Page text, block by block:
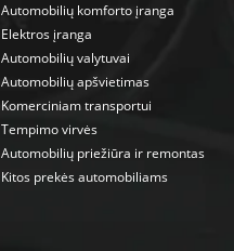
Automobilių komforto įranga
Elektros įranga
Automobilių valytuvai
Automobilių apšvietimas
Komerciniam transportui
Tempimo virvės
Automobilių priežiūra ir remontas
Kitos prekės automobiliams